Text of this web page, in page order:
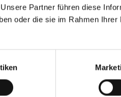
Partner führen diese
oder die sie im Rahmen Ihrer